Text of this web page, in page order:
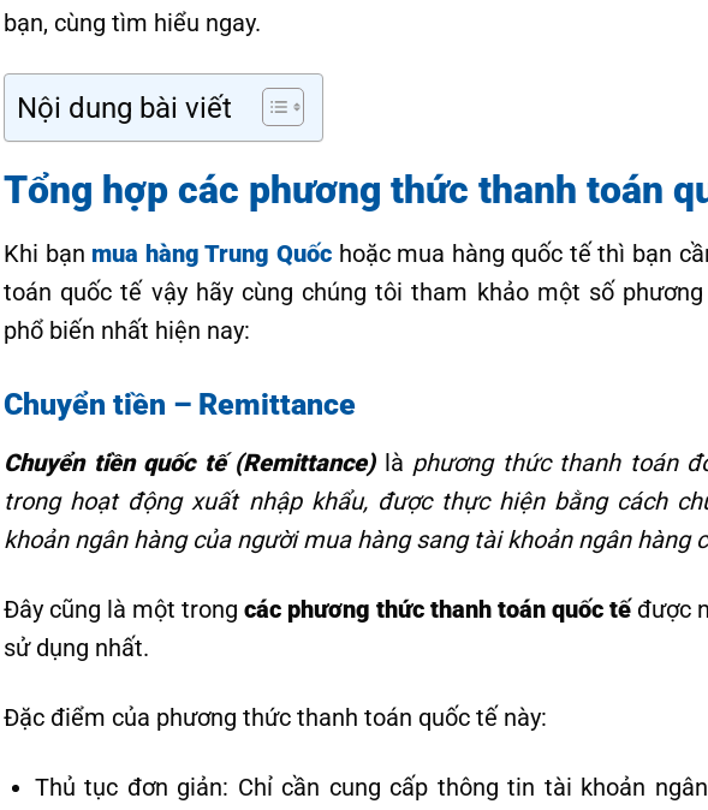
bạn, cùng tìm hiểu ngay.
Nội dung bài viết
Tổng hợp các phương thức thanh toán
Khi bạn mua hàng Trung Quốchoặc mua hàng quốc tế thì bạn
toán quốc tế vậy hãy cùng chúng tôi tham khảo một số
phổ biến nhất hiện nay:
Chuyển tiền – Remittance
Chuyển tiền quốc tế (Remittance)là phương thức thanh toán
trong hoạt động xuất nhập khẩu, được thực hiện bằng cách
khoản ngân hàng của người mua hàng sang tài khoản ngân hàng
Đây cũng là một trong các phương thức thanh toán quốc tế được
sử dụng nhất.
Đặc điểm của phương thức thanh toán quốc tế này:
Thủ tục đơn giản: Chỉ cần cung cấp thông tin tài khoản